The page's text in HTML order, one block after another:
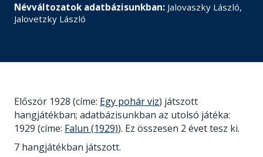
Névváltozatok adatbázisunkban: Jalovaszky László,
Jalovetzky László
Először 1928 (címe: Egy pohár viz) játszott
hangjátékban; adatbázisunkban az utolsó játéka:
1929 (címe: Falun (1929)). Ez összesen 2 évet tesz ki.
7 hangjátékban játszott.